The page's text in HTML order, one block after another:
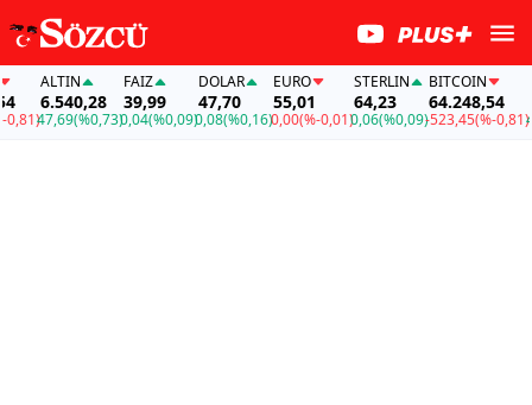
ALTIN
6.540,28
47,69(%0,73)
FAİZ
39,99
0,04(%0,09)
DOLAR
47,70
0,08(%0,16)
EURO
55,01
0,00(%-0,01)
STERLIN
64,23
0,06(%0,09)
BITCOIN
64.248,54
-523,45(%-0,81)